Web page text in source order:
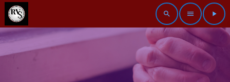
search menu play_arrow